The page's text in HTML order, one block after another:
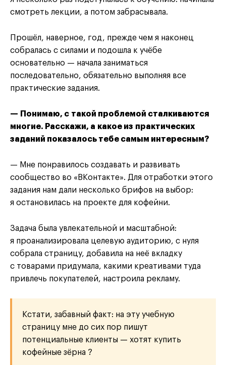
смотреть лекции, а потом забрасывала.
Прошёл, наверное, год, прежде чем я наконец
собралась с силами и подошла к учёбе
основательно — начала заниматься
последовательно, обязательно выполняя все
практические задания.
— Понимаю, с такой проблемой сталкиваются
многие. Расскажи, а какое из практических
заданий показалось тебе самым интересным?
— Мне понравилось создавать и развивать
сообщество во «ВКонтакте». Для отработки этого
задания нам дали несколько брифов на выбор:
я остановилась на проекте для кофейни.
Задача была увлекательной и масштабной:
я проанализировала целевую аудиторию, с нуля
собрала страницу, добавила на неё вкладку
с товарами придумала, какими креативами туда
привлечь покупателей, настроила рекламу.
Кстати, забавный факт: на эту учебную
страницу мне до сих пор пишут
потенциальные клиенты — хотят купить
кофейные зёрна ?